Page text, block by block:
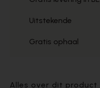
Uitstekende
Gratis ophaal
Alles over dit product